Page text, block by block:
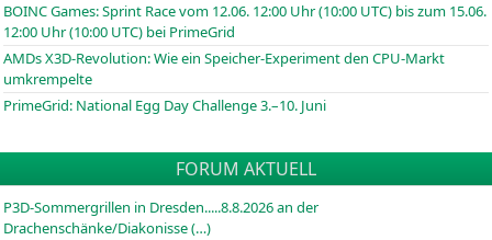
BOINCGames: Sprint Race vom 12.06. 12:00 Uhr (10:00 UTC) bis zum 15.06.
12:00 Uhr (10:00 UTC) bei PrimeGrid
AMDs X3D-Revolution: Wie ein Speicher-Experiment den CPU-Markt
umkrempelte
PrimeGrid: National Egg Day Challenge 3.–10. Juni
FORUM AKTUELL
P3D-Sommergrillen in Dresden.....8.8.2026 an der
Drachenschänke/Diakonisse (…)